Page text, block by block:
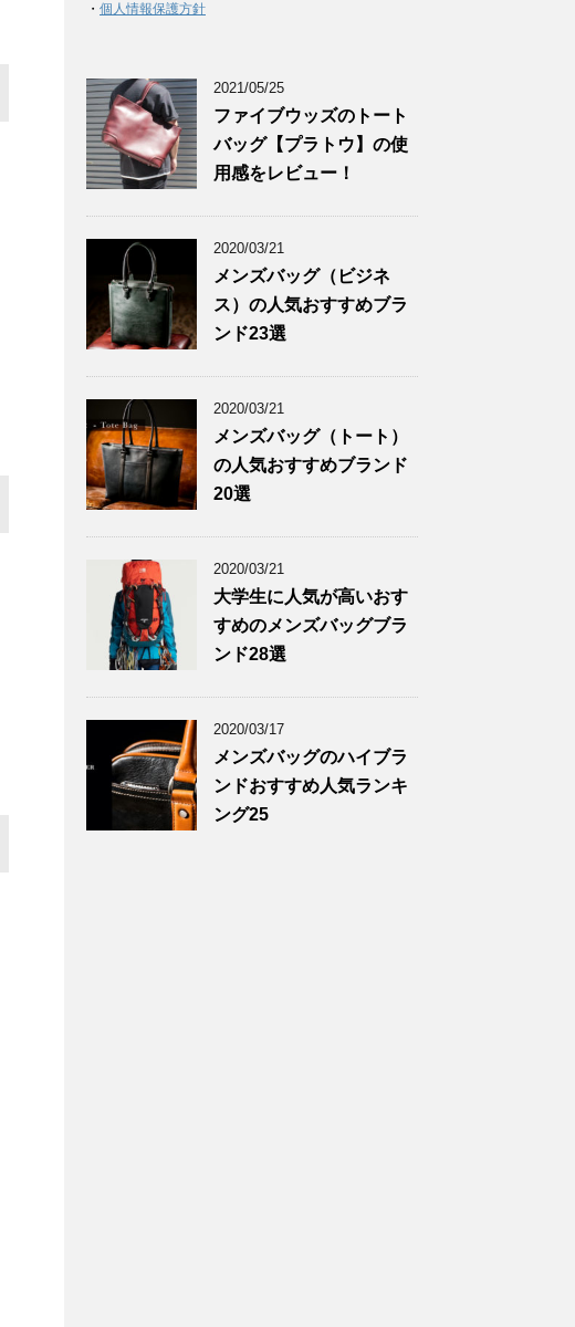
・ 個人情報保護方針
2021/05/25
ファイブウッズのトート
バッグ【プラトウ】の使
用感をレビュー！
2020/03/21
メンズバッグ（ビジネ
ス）の人気おすすめブラ
ンド23選
2020/03/21
メンズバッグ（トート）
の人気おすすめブランド
20選
2020/03/21
大学生に人気が高いおす
すめのメンズバッグブラ
ンド28選
2020/03/17
メンズバッグのハイブラ
ンドおすすめ人気ランキ
ング25